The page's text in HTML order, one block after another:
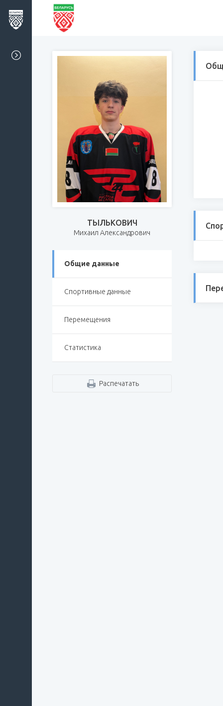
ТЫЛЬКОВИЧ
Михаил Александрович
Общие данные
Спортивные данные
Перемещения
Статистика
Распечатать